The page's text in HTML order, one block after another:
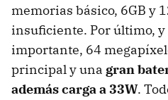
memorias básico, 6GB y
insuficiente. Por último,
importante, 64
principal y una gran
además carga a 33W.